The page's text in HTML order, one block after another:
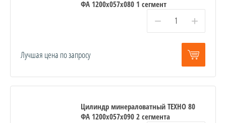
ФА 1200x057x080 1 сегмент
− +
Лучшая цена по запросу
Цилиндр минераловатный ТЕХНО 80
ФА 1200x057x090 2 сегмента